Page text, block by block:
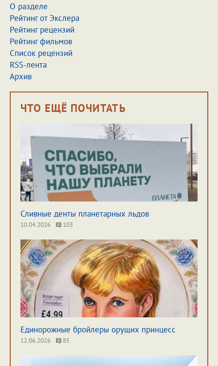
О разделе
Рейтинг от Экслера
Рейтинг рецензий
Рейтинг фильмов
Список рецензий
RSS-лента
Архив
ЧТО ЕЩЁ ПОЧИТАТЬ
Сливные денты планетарных льдов
10.04.2026 103
Единорожные бройлеры орущих принцесс
12.06.2026 85